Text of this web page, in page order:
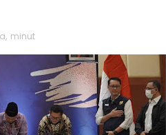
, minut